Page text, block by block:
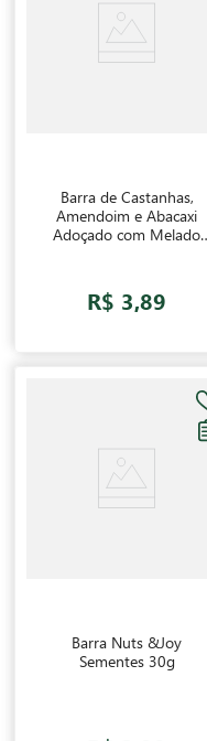
Barra de Castanhas,
Amendoim e Abacaxi
Adoçado com Melado
R$ 3,89
Barra Nuts &Joy
Sementes 30g